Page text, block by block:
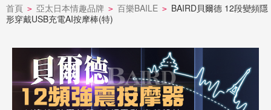
品
上
提
首頁 > 亞太日本情趣品牌 > 百樂BAILE > BAIRD貝爾德 12段變頻隱
形穿戴USB充電AI按摩棒(特)